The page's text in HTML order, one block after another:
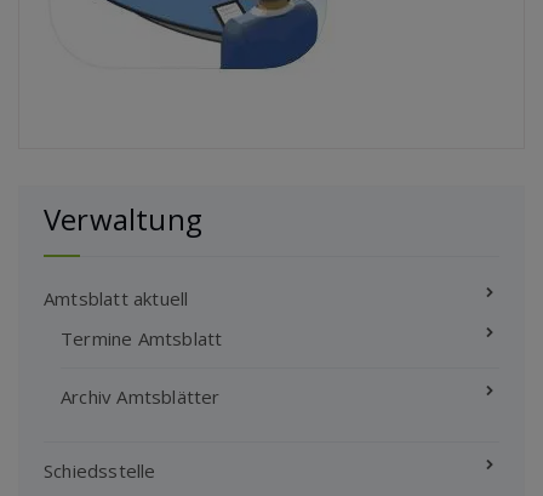
Verwaltung
Amtsblatt aktuell
Termine Amtsblatt
Archiv Amtsblätter
Schiedsstelle